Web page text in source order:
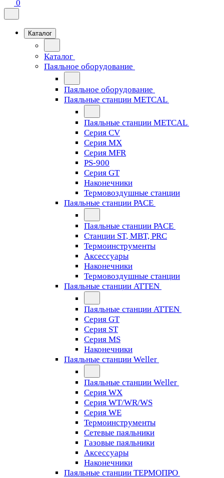
0
Каталог
Каталог
Паяльное оборудование
Паяльное оборудование
Паяльные станции METCAL
Паяльные станции METCAL
Серия CV
Серия MX
Серия MFR
PS-900
Серия GT
Наконечники
Термовоздушные станции
Паяльные станции PACE
Паяльные станции PACE
Станции ST, MBT, PRC
Термоинструменты
Аксессуары
Наконечники
Термовоздушные станции
Паяльные станции ATTEN
Паяльные станции ATTEN
Серия GT
Серия ST
Серия MS
Наконечники
Паяльные станции Weller
Паяльные станции Weller
Серия WX
Серия WT/WR/WS
Серия WE
Термоинструменты
Сетевые паяльники
Газовые паяльники
Аксессуары
Наконечники
Паяльные станции ТЕРМОПРО